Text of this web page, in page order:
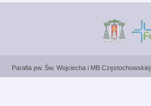
Parafia pw. Św. Wojciecha i MB Częstochowskiej